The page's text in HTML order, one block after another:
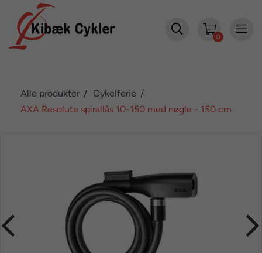

0

Alle produkter
Cykelferie
AXA Resolute spirallås 10-150 med nøgle - 150 cm